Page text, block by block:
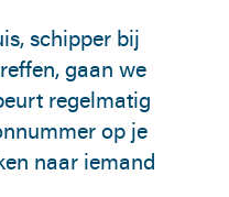
schipper bij
gaan we
regelmatig
op je
naar iemand